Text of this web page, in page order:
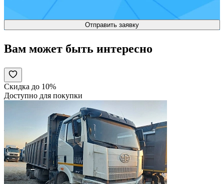
Вам может быть интересно
Скидка до 10%
Доступно для покупки